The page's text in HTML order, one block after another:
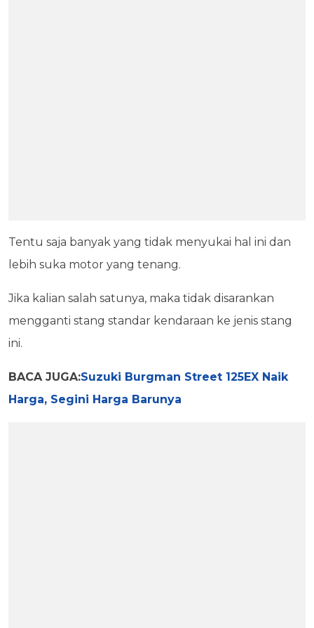
Tentu saja banyak yang tidak menyukai hal ini dan
lebih suka motor yang tenang.
Jika kalian salah satunya, maka tidak disarankan
mengganti stang standar kendaraan ke jenis stang
ini.
BACA JUGA:Suzuki Burgman Street 125EX Naik
Harga, Segini Harga Barunya